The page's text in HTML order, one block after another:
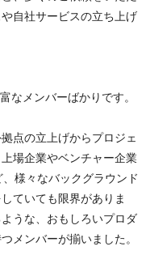
自社サービスの立ち上げ
なメンバーばかりです。
点の立上げからプロジェ
場企業やベンチャー企業
様々なバックグラウンド
ていても限界がありま
うな、おもしろいプロダ
メンバーが揃いました。